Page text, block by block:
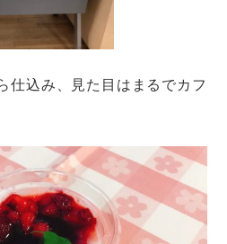
仕込み、見た目はまるでカフ